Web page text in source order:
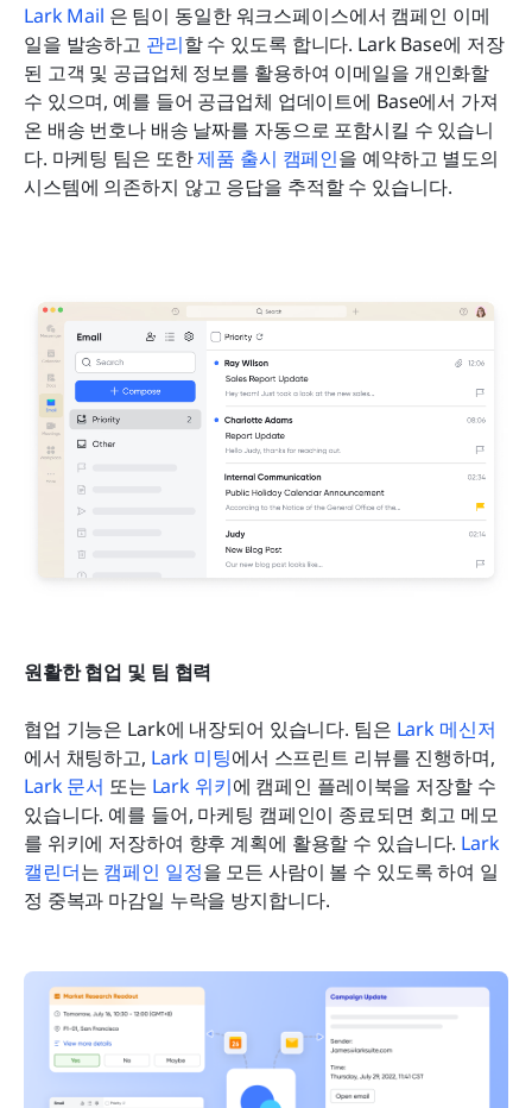
Lark Mail 은 팀이 동일한 워크스페이스에서 캠페인 이메
일을 발송하고 관리할 수 있도록 합니다. Lark Base에 저장
된 고객 및 공급업체 정보를 활용하여 이메일을 개인화할
수 있으며, 예를 들어 공급업체 업데이트에 Base에서 가져
온 배송 번호나 배송 날짜를 자동으로 포함시킬 수 있습니
다. 마케팅 팀은 또한 제품 출시 캠페인을 예약하고 별도의
시스템에 의존하지 않고 응답을 추적할 수 있습니다.
원활한 협업 및 팀 협력
협업 기능은 Lark에 내장되어 있습니다. 팀은 Lark 메신저
에서 채팅하고, Lark 미팅
Lark 문서 또는 Lark 위키에 캠페인 플레이북을 저장할 수
있습니다. 예를 들어, 마케팅 캠페인이 종료되면 회고 메모
를 위키에 저장하여 향후 계획에 활용할 수 있습니다. Lark
캘린더는 캠페인 일정을 모든 사람이 볼 수 있도록 하여 일
정 중복과 마감일 누락을 방지합니다.